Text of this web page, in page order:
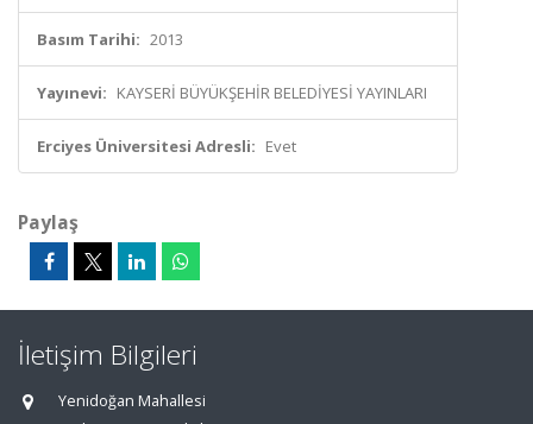
Basım Tarihi: 2013
Yayınevi: KAYSERİ BÜYÜKŞEHİR BELEDİYESİ YAYINLARI
Erciyes Üniversitesi Adresli: Evet
Paylaş
İletişim Bilgileri
Yenidoğan Mahallesi